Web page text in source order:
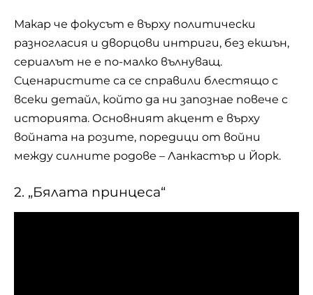
Макар че фокусът е върху политически
разногласия и дворцови интриги, без екшън,
сериалът не е по-малко вълнуващ.
Сценаристите са се справили блестящо с
всеки детайл, който да ни запознае повече с
историята. Основният акцент е върху
войната на розите, поредици от войни
между силните родове – Ланкастър и Йорк.
2. „Бялата принцеса“